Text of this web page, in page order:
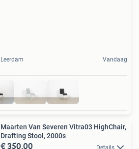
Leerdam Vandaag
Maarten Van Severen Vitra03 HighChair,
Drafting Stool, 2000s
€ 350,00 Details